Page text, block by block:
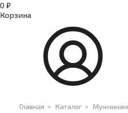
0 ₽
Корзина
Главная > Каталог > Мужчинам